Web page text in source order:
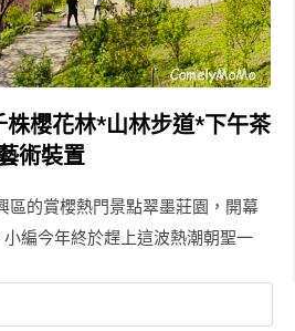
櫻花林*山林步道*下午茶
術裝置
的賞櫻熱門景點翠墨莊園，開幕
編今年終於趕上這波熱潮朝聖一